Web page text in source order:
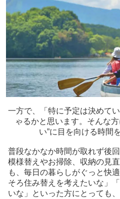
一方で、「特に予定は決めて
ゃるかと思います。そんな
い”に目を向ける時間
普段なかなか時間が取れず後
模様替えやお掃除、収納の見
も、毎日の暮らしがぐっと快
そろ住み替えを考えたいな」
いな」といった方にとっても